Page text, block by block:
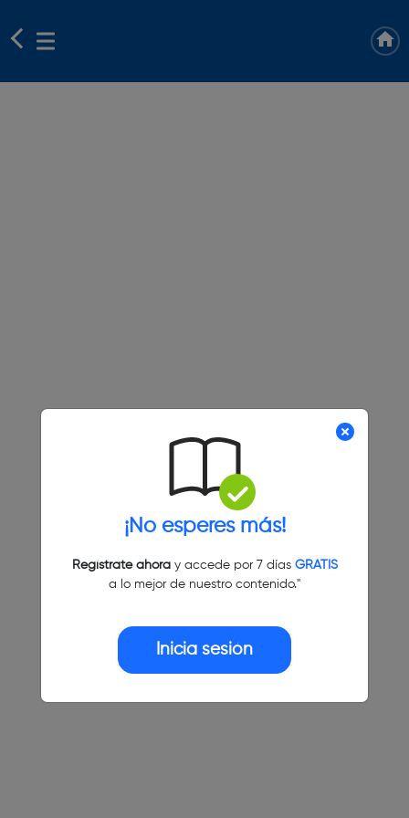
¡No esperes más!
Regístrate ahoray accede por 7 días GRATIS
a lo mejor de nuestro contenido."
Inicia sesión